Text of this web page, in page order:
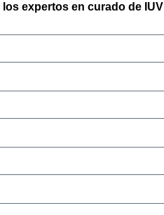
expertos en curado de IUV